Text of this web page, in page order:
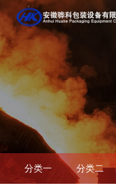
分类一 分类二